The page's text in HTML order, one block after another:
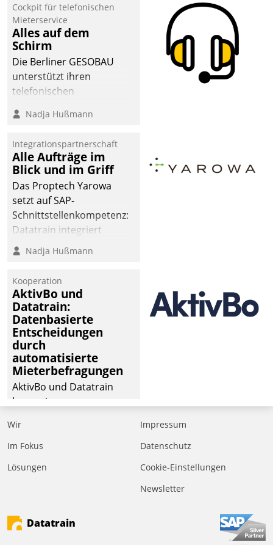
Cockpit für telefonischen
Mieterservice
Alles auf dem
Schirm
Die Berliner GESOBAU
unterstützt ihren
telefonischen
digitalen Cockpit, das
passende Fragen und
Schlagworte auswirft.
Eine intuitive
Dialogführung ermöglicht
dem externen
Serviceteam, Anrufe von
Mietenden zügiger und
effizienter zu bearbeiten.
Nadja Hußmann
Integrationspartnerschaft
Alle Aufträge im
Blick und im Griff
Das Proptech Yarowa
setzt auf SAP-
Schnittstellenkompetenz:
Datatrain integriert
Yarowas Portal zur
Vergabe und Verwaltung
operativen
Instandhaltung in die
SAP-Systemlandschaft
deutscher
Wohnungsunternehmen
– und beschleunigt damit
den Weg vom
Mieteranliegen zum
Dienstleisterauftrag.
Nadja Hußmann
Kooperation
AktivBo und
Datatrain:
Datenbasierte
Entscheidungen
durch
automatisierte
Mieterbefragungen
AktivBo und Datatrain
kooperieren –
profitieren: Die nahtlose
Integration der Lösungen
Datatrain ermöglicht
Mieterbefragungen – eine
starke Grundlage für
Wir
Im Fokus
Lösungen
Impressum
Datenschutz
Cookie-Einstellungen
Newsletter
Datatrain